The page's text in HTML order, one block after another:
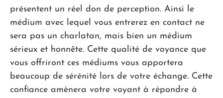
présentent un réel don de perception. Ainsi le
médium avec lequel vous entrerez en contact ne
sera pas un charlatan, mais bien un médium
sérieux et honnête. Cette qualité de voyance que
vous offriront ces médiums vous apportera
beaucoup de sérénité lors de votre échange. Cette
confiance amènera votre voyant à répondre à